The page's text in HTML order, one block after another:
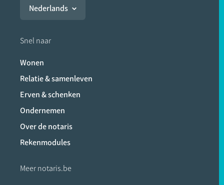
Nederlands
Snel naar
Wonen
Relatie & samenleven
Erven & schenken
Ondernemen
Over de notaris
Rekenmodules
Meer notaris.be